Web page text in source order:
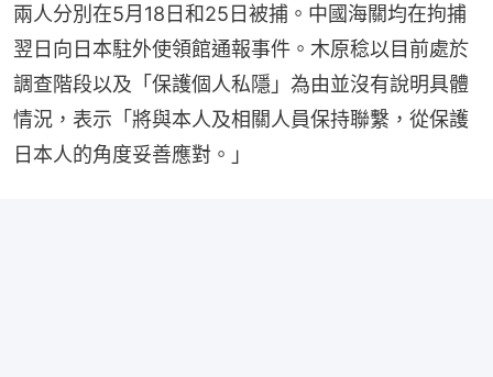
兩人分別在5月18日和25日被捕。中國海關均在拘捕
翌日向日本駐外使領館通報事件。木原稔以目前處於
調查階段以及「保護個人私隱」為由並沒有說明具體
情況，表示「將與本人及相關人員保持聯繫，從保護
日本人的角度妥善應對。」